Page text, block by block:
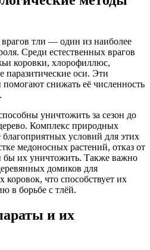
тли — один из наиболее
Среди естественных врагов
коровки, хлорофиллюс,
паразитические оси. Эти
снижать её численность
уничтожить за сезон до
Комплекс природных
условий для этих
медоносных растений, отказ от
бы их уничтожить. Также важно
домиков для
коровок, что способствует их
в борьбе с тлёй.
и их